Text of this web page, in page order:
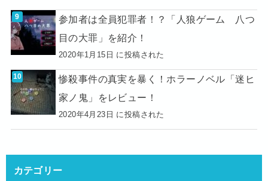
参加者は全員犯罪者！？「人狼ゲーム 八つ
目の大罪」を紹介！
2020年1月15日 に投稿された
惨殺事件の真実を暴く！ホラーノベル「迷ヒ
家ノ鬼」をレビュー！
2020年4月23日 に投稿された
カテゴリー